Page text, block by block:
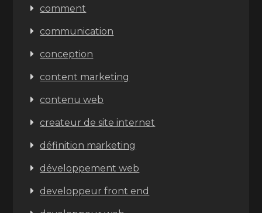
comment
communication
conception
content marketing
contenu web
createur de site internet
définition marketing
développement web
developpeur front end